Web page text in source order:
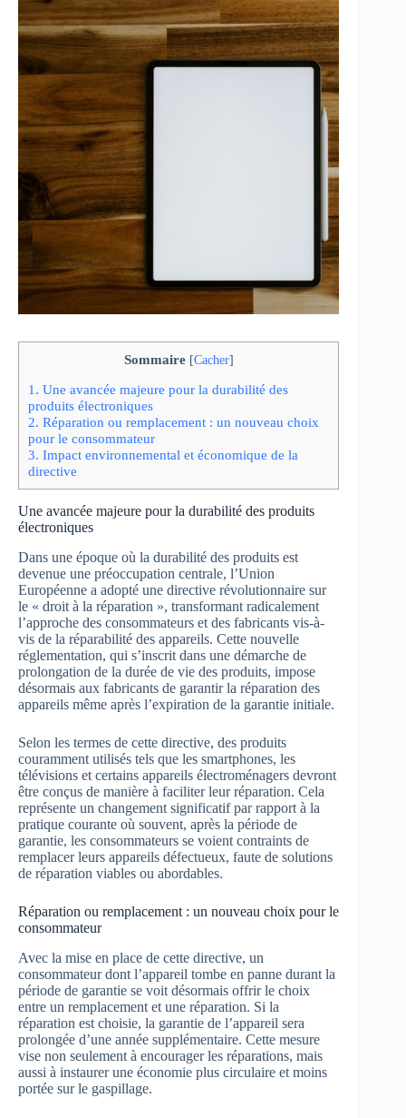
Sommaire [Cacher]
1. Une avancée majeure pour la durabilité des
produits électroniques
2. Réparation ou remplacement : un nouveau choix
pour le consommateur
3. Impact environnemental et économique de la
directive
Une avancée majeure pour la durabilité des produits
électroniques
Dans une époque où la durabilité des produits est
devenue une préoccupation centrale, l’Union
Européenne a adopté une directive révolutionnaire sur
le « droit à la réparation », transformant radicalement
l’approche des consommateurs et des fabricants vis-à-
vis de la réparabilité des appareils. Cette nouvelle
réglementation, qui s’inscrit dans une démarche de
prolongation de la durée de vie des produits, impose
désormais aux fabricants de garantir la réparation des
appareils même après l’expiration de la garantie initiale.
Selon les termes de cette directive, des produits
couramment utilisés tels que les smartphones, les
télévisions et certains appareils électroménagers devront
être conçus de manière à faciliter leur réparation. Cela
représente un changement significatif par rapport à la
pratique courante où souvent, après la période de
garantie, les consommateurs se voient contraints de
remplacer leurs appareils défectueux, faute de solutions
de réparation viables ou abordables.
Réparation ou remplacement : un nouveau choix pour le
consommateur
Avec la mise en place de cette directive, un
consommateur dont l’appareil tombe en panne durant la
période de garantie se voit désormais offrir le choix
entre un remplacement et une réparation. Si la
réparation est choisie, la garantie de l’appareil sera
prolongée d’une année supplémentaire. Cette mesure
vise non seulement à encourager les réparations, mais
aussi à instaurer une économie plus circulaire et moins
portée sur le gaspillage.